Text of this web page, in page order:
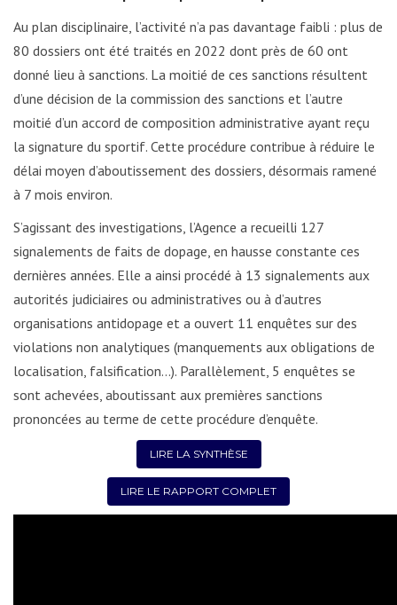
Au plan disciplinaire, l’activité n’a pas davantage faibli : plus de
80 dossiers ont été traités en 2022 dont près de 60 ont
donné lieu à sanctions. La moitié de ces sanctions résultent
d’une décision de la commission des sanctions et l’autre
moitié d’un accord de composition administrative ayant reçu
la signature du sportif. Cette procédure contribue à réduire le
délai moyen d’aboutissement des dossiers, désormais ramené
à 7 mois environ.
S’agissant des investigations, l’Agence a recueilli 127
signalements de faits de dopage, en hausse constante ces
dernières années. Elle a ainsi procédé à 13 signalements aux
autorités judiciaires ou administratives ou à d’autres
organisations antidopage et a ouvert 11 enquêtes sur des
violations non analytiques (manquements aux obligations de
localisation, falsification…). Parallèlement, 5 enquêtes se
sont achevées, aboutissant aux premières sanctions
prononcées au terme de cette procédure d’enquête.
LIRE LA SYNTHÈSE
LIRE LE RAPPORT COMPLET